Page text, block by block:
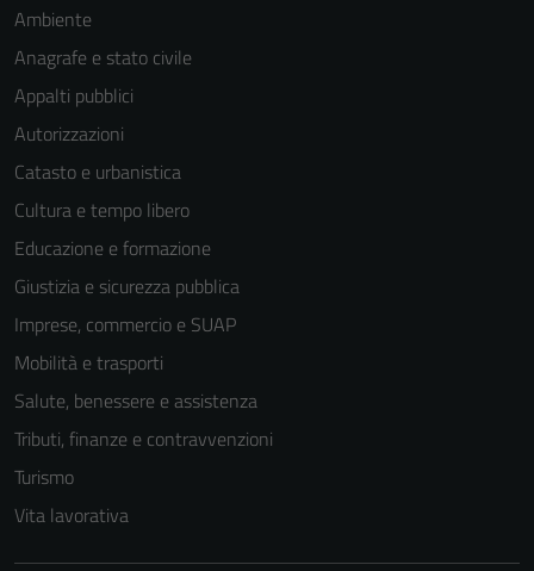
Ambiente
Anagrafe e stato civile
Appalti pubblici
Autorizzazioni
Catasto e urbanistica
Cultura e tempo libero
Educazione e formazione
Giustizia e sicurezza pubblica
Imprese, commercio e SUAP
Mobilità e trasporti
Salute, benessere e assistenza
Tributi, finanze e contravvenzioni
Turismo
Vita lavorativa